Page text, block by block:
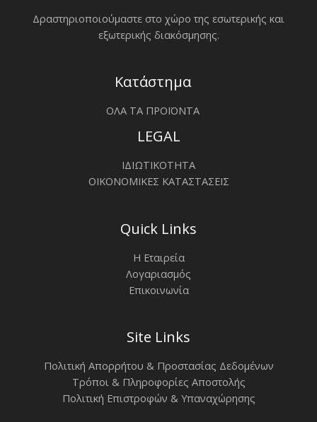
Δραστηριοποιoύμαστε στο χώρο της εσωτερικής και
εξωτερικής διακόσμησης.
Κατάστημα
ΟΛΑ ΤΑ ΠΡΟΪΟΝΤΑ
LEGAL
ΙΔΙΩΤΙΚΟΤΗΤΑ
ΟΙΚΟΝΟΜΙΚΕΣ ΚΑΤΑΣΤΑΣΕΙΣ
Quick Links
Η Εταιρεία
Λογαριασμός
Επικοινωνία
Site Links
Πολιτική Απορρήτου & Προστασίας Δεδομένων
Τρόποι & Πληροφορίες Αποστολής
Πολιτική Επιστροφών & Υπαναχώρησης